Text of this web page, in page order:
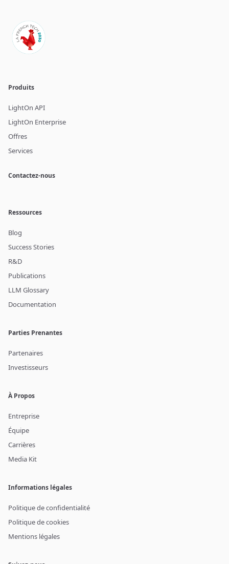
Produits
LightOn API
LightOn Enterprise
Offres
Services
Contactez-nous
Ressources
Blog
Success Stories
R&D
Publications
LLM Glossary
Documentation
Parties Prenantes
Partenaires
Investisseurs
À Propos
Entreprise
Équipe
Carrières
Media Kit
Informations légales
Politique de confidentialité
Politique de cookies
Mentions légales